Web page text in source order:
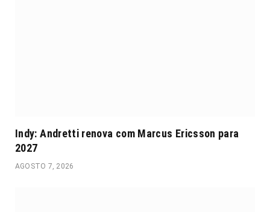
Indy: Andretti renova com Marcus Ericsson para
2027
AGOSTO 7, 2026